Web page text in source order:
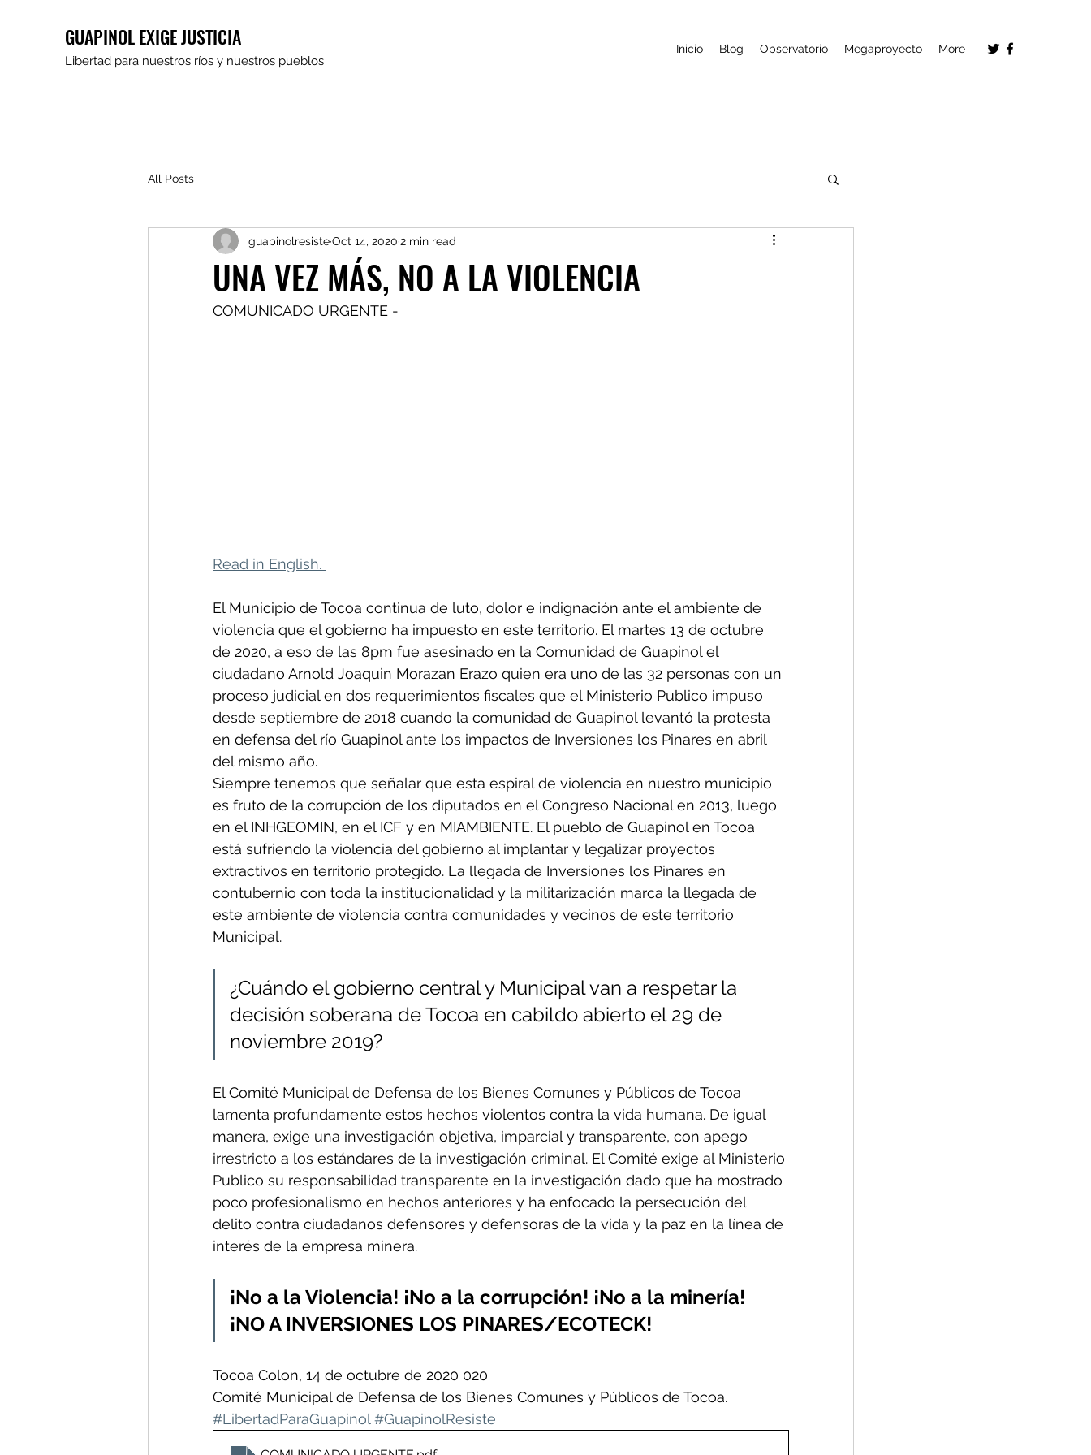
GUAPINOL EXIGE JUSTICIA
Libertad para nuestros ríos y nuestros pueblos
Inicio Blog Observatorio Megaproyecto More
All Posts
UNA VEZ MÁS, NO A LA VIOLENCIA
guapinolresisteOct 14, 2020 2 min read
COMUNICADO URGENTE -
Read in English.
El Municipio de Tocoa continua de luto, dolor e indignación ante el ambiente de
violencia que el gobierno ha impuesto en este territorio. El martes 13 de octubre
de 2020, a eso de las 8pm fue asesinado en la Comunidad de Guapinol el
ciudadano Arnold Joaquin Morazan Erazo quien era uno de las 32 personas con un
proceso judicial en dos requerimientos fiscales que el Ministerio Publico impuso
desde septiembre de 2018 cuando la comunidad de Guapinol levantó la protesta
en defensa del río Guapinol ante los impactos de Inversiones los Pinares en abril
del mismo año.
Siempre tenemos que señalar que esta espiral de violencia en nuestro municipio
es fruto de la corrupción de los diputados en el Congreso Nacional en 2013, luego
en el INHGEOMIN, en el ICF y en MIAMBIENTE. El pueblo de Guapinol en Tocoa
está sufriendo la violencia del gobierno al implantar y legalizar proyectos
extractivos en territorio protegido. La llegada de Inversiones los Pinares en
contubernio con toda la institucionalidad y la militarización marca la llegada de
este ambiente de violencia contra comunidades y vecinos de este territorio
Municipal.
¿Cuándo el gobierno central y Municipal van a respetar la
decisión soberana de Tocoa en cabildo abierto el 29 de
noviembre 2019?
El Comité Municipal de Defensa de los Bienes Comunes y Públicos de Tocoa
lamenta profundamente estos hechos violentos contra la vida humana. De igual
manera, exige una investigación objetiva, imparcial y transparente, con apego
irrestricto a los estándares de la investigación criminal. El Comité exige al Ministerio
Publico su responsabilidad transparente en la investigación dado que ha mostrado
poco profesionalismo en hechos anteriores y ha enfocado la persecución del
delito contra ciudadanos defensores y defensoras de la vida y la paz en la línea de
interés de la empresa minera.
¡No a la Violencia! ¡No a la corrupción! ¡No a la minería!
¡NO A INVERSIONES LOS PINARES/ECOTECK!
Tocoa Colon, 14 de octubre de 2020 020
Comité Municipal de Defensa de los Bienes Comunes y Públicos de Tocoa.
#LibertadParaGuapinol #GuapinolResiste